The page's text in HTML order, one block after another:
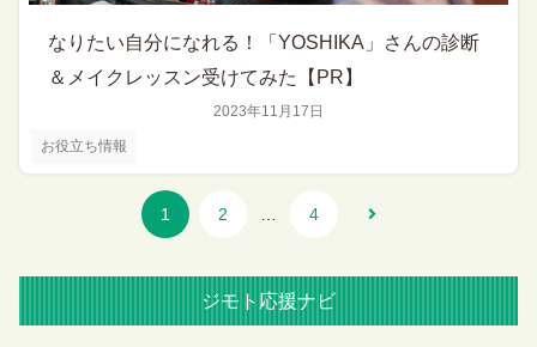
お役立ち情報
2023年11月17日
なりたい自分になれる！「YOSHIKA」さんの診断
＆メイクレッスン受けてみた【PR】
1 2 … 4
ジモト応援ナビ